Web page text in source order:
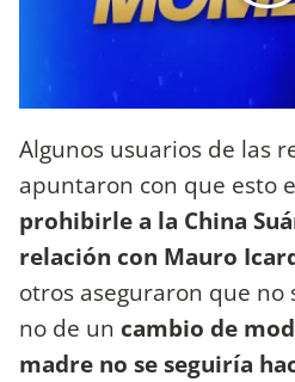
Algunos usuarios de las
apuntaron con que esto
prohibirle a la China
relación con Mauro
otros aseguraron que no
no de un cambio de
madre no se seguiría